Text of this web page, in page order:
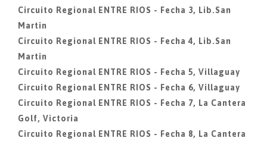
Circuito Regional ENTRE RIOS - Fecha 3, Lib.San
Martin
Circuito Regional ENTRE RIOS - Fecha 4, Lib.San
Martin
Circuito Regional ENTRE RIOS - Fecha 5, Villaguay
Circuito Regional ENTRE RIOS - Fecha 6, Villaguay
Circuito Regional ENTRE RIOS - Fecha 7, La Cantera
Golf, Victoria
Circuito Regional ENTRE RIOS - Fecha 8, La Cantera